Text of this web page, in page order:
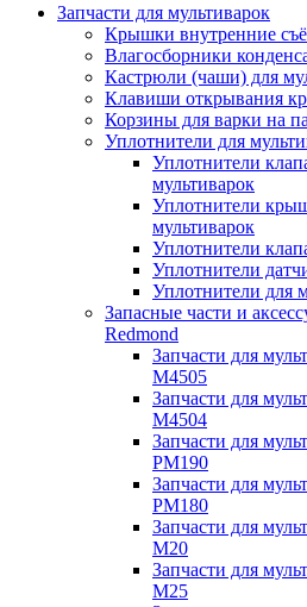
Запчасти для мультиварок
Крышки внутренние
Влагосборники
Кастрюли (чаши) для
Клавиши открывания
Корзины для варки на
Уплотнители для
Уплотнители
мультиварок
Уплотнители
мультиварок
Уплотнители
Уплотнители
Уплотнители для
Запасные части и
Redmond
Запчасти для
M4505
Запчасти для
M4504
Запчасти для
PM190
Запчасти для
PM180
Запчасти для
M20
Запчасти для
M25